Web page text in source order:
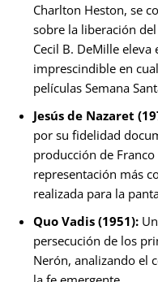
Charlton Heston, se
sobre la liberación
Cecil B. DeMille
imprescindible en
películas Semana
Jesús de Nazaret
por su fidelidad
producción de
representación más
realizada para la
Quo Vadis (1951):
persecución de los
Nerón, analizando el